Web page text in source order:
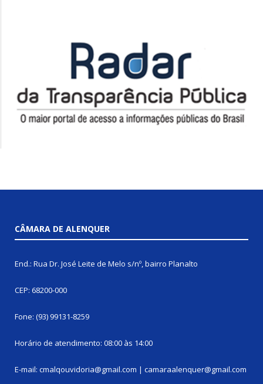
CÂMARA DE ALENQUER
End.: Rua Dr. José Leite de Melo s/nº, bairro Planalto
CEP: 68200-000
Fone: (93) 99131-8259
Horário de atendimento: 08:00 às 14:00
E-mail: cmalqouvidoria@gmail.com | camaraalenquer@gmail.com